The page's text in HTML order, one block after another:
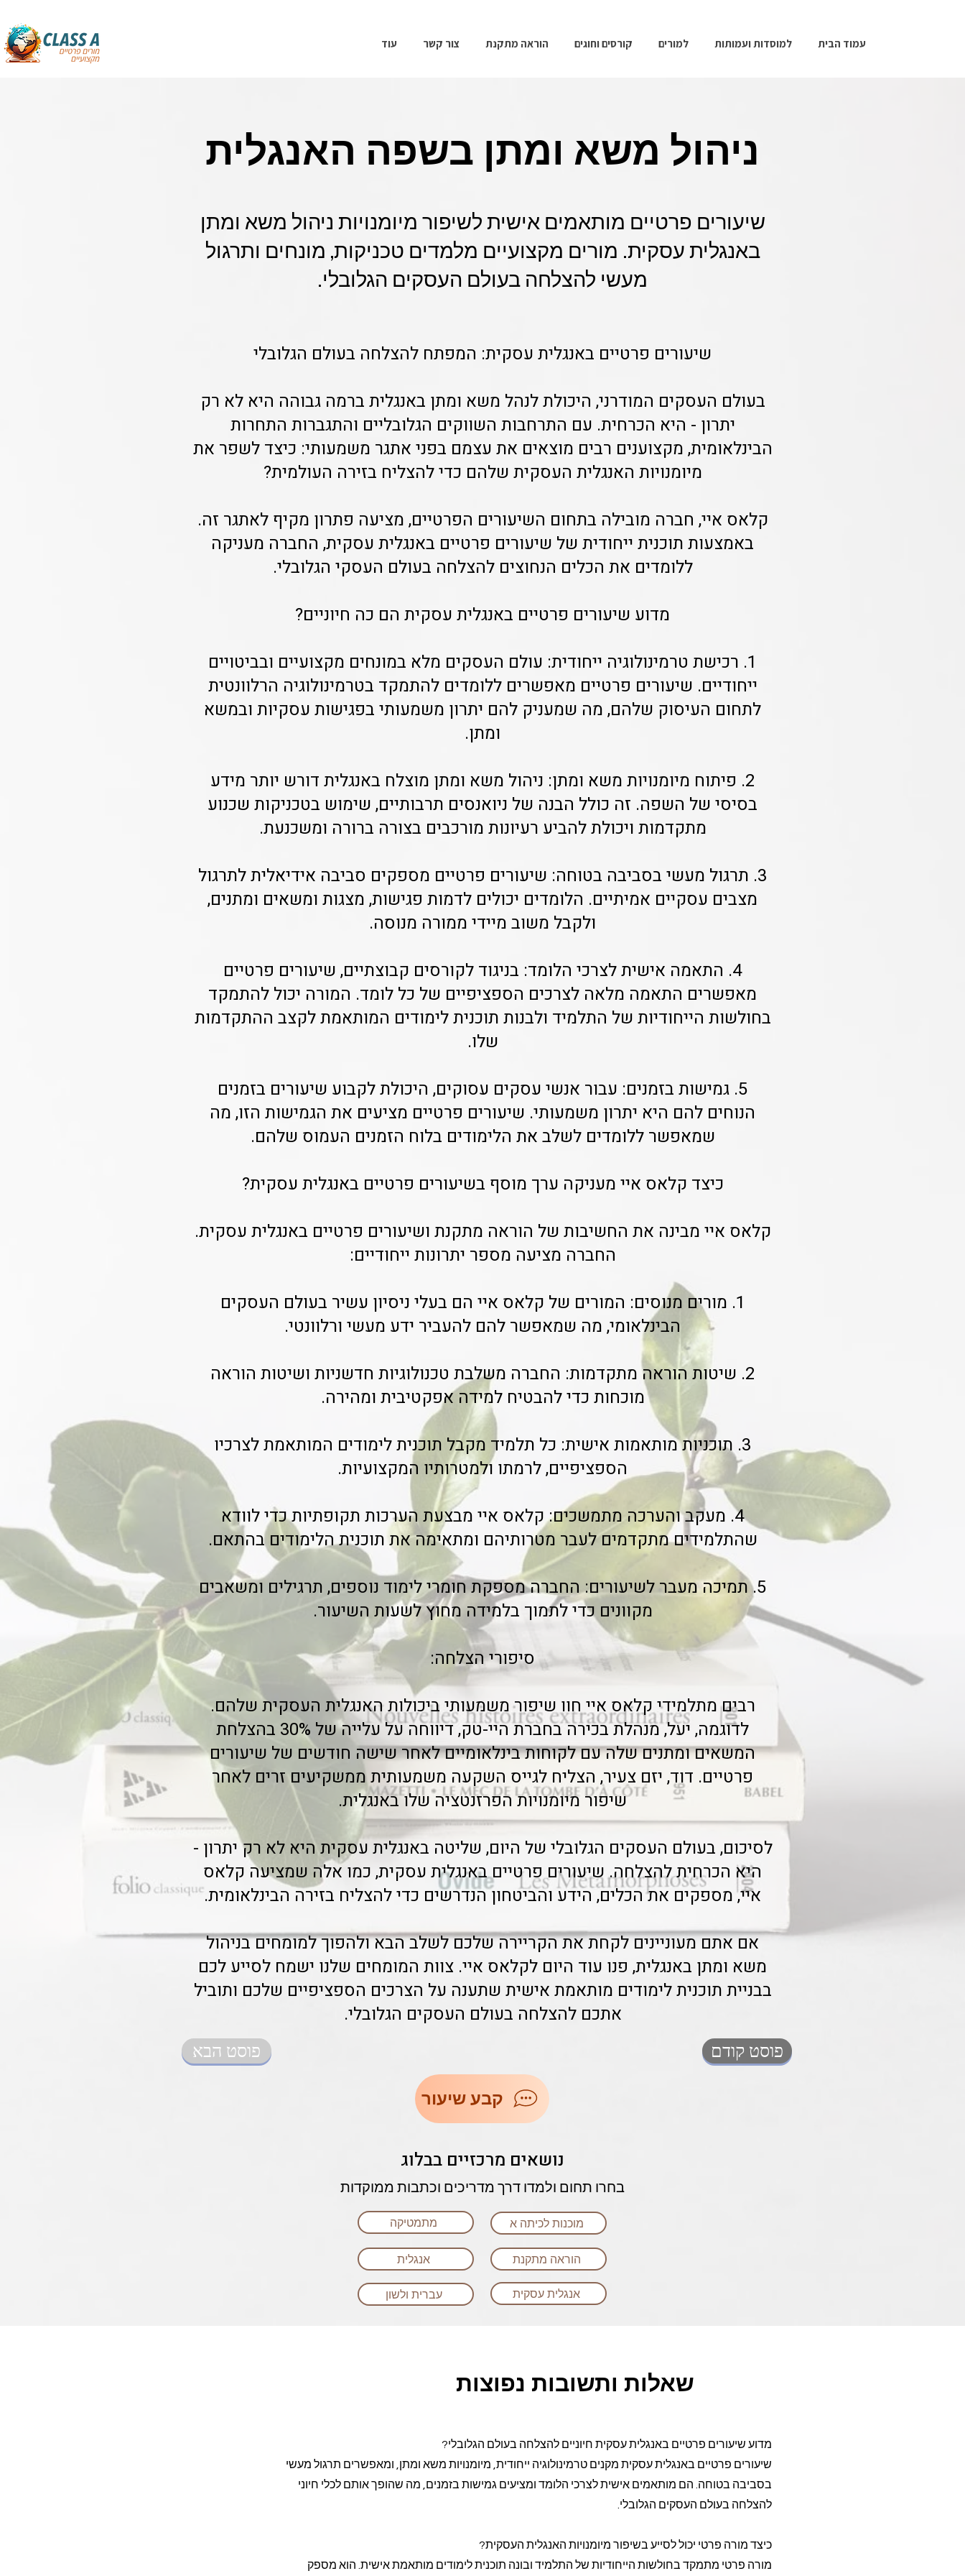
עמוד הבית למוסדות ועמותות למורים קורסים וחוגים הוראה מתקנת צור קשר עוד
ניהול משא ומתן בשפה האנגלית
שיעורים פרטיים מותאמים אישית לשיפור מיומנויות ניהול משא ומתן
באנגלית עסקית. מורים מקצועיים מלמדים טכניקות, מונחים ותרגול
מעשי להצלחה בעולם העסקים הגלובלי.
שיעורים פרטיים באנגלית עסקית: המפתח להצלחה בעולם הגלובלי
בעולם העסקים המודרני, היכולת לנהל משא ומתן באנגלית ברמה גבוהה היא לא רק
יתרון - היא הכרחית. עם התרחבות השווקים הגלובליים והתגברות התחרות
הבינלאומית, מקצוענים רבים מוצאים את עצמם בפני אתגר משמעותי: כיצד לשפר את
מיומנויות האנגלית העסקית שלהם כדי להצליח בזירה העולמית?
קלאס איי, חברה מובילה בתחום השיעורים הפרטיים, מציעה פתרון מקיף לאתגר זה.
באמצעות תוכנית ייחודית של שיעורים פרטיים באנגלית עסקית, החברה מעניקה
ללומדים את הכלים הנחוצים להצלחה בעולם העסקי הגלובלי.
מדוע שיעורים פרטיים באנגלית עסקית הם כה חיוניים?
1. רכישת טרמינולוגיה ייחודית: עולם העסקים מלא במונחים מקצועיים ובביטויים
ייחודיים. שיעורים פרטיים מאפשרים ללומדים להתמקד בטרמינולוגיה הרלוונטית
לתחום העיסוק שלהם, מה שמעניק להם יתרון משמעותי בפגישות עסקיות ובמשא
ומתן.
2. פיתוח מיומנויות משא ומתן: ניהול משא ומתן מוצלח באנגלית דורש יותר מידע
בסיסי של השפה. זה כולל הבנה של ניואנסים תרבותיים, שימוש בטכניקות שכנוע
מתקדמות ויכולת להביע רעיונות מורכבים בצורה ברורה ומשכנעת.
3. תרגול מעשי בסביבה בטוחה: שיעורים פרטיים מספקים סביבה אידיאלית לתרגול
מצבים עסקיים אמיתיים. הלומדים יכולים לדמות פגישות, מצגות ומשאים ומתנים,
ולקבל משוב מיידי ממורה מנוסה.
4. התאמה אישית לצרכי הלומד: בניגוד לקורסים קבוצתיים, שיעורים פרטיים
מאפשרים התאמה מלאה לצרכים הספציפיים של כל לומד. המורה יכול להתמקד
בחולשות הייחודיות של התלמיד ולבנות תוכנית לימודים המותאמת לקצב ההתקדמות
שלו.
5. גמישות בזמנים: עבור אנשי עסקים עסוקים, היכולת לקבוע שיעורים בזמנים
הנוחים להם היא יתרון משמעותי. שיעורים פרטיים מציעים את הגמישות הזו, מה
שמאפשר ללומדים לשלב את הלימודים בלוח הזמנים העמוס שלהם.
כיצד קלאס איי מעניקה ערך מוסף בשיעורים פרטיים באנגלית עסקית?
קלאס איי מבינה את החשיבות של הוראה מתקנת ושיעורים פרטיים באנגלית עסקית.
החברה מציעה מספר יתרונות ייחודיים:
1. מורים מנוסים: המורים של קלאס איי הם בעלי ניסיון עשיר בעולם העסקים
הבינלאומי, מה שמאפשר להם להעביר ידע מעשי ורלוונטי.
2. שיטות הוראה מתקדמות: החברה משלבת טכנולוגיות חדשניות ושיטות הוראה
מוכחות כדי להבטיח למידה אפקטיבית ומהירה.
3. תוכניות מותאמות אישית: כל תלמיד מקבל תוכנית לימודים המותאמת לצרכיו
הספציפיים, לרמתו ולמטרותיו המקצועיות.
4. מעקב והערכה מתמשכים: קלאס איי מבצעת הערכות תקופתיות כדי לוודא
שהתלמידים מתקדמים לעבר מטרותיהם ומתאימה את תוכנית הלימודים בהתאם.
5. תמיכה מעבר לשיעורים: החברה מספקת חומרי לימוד נוספים, תרגילים ומשאבים
מקוונים כדי לתמוך בלמידה מחוץ לשעות השיעור.
סיפורי הצלחה:
רבים מתלמידי קלאס איי חוו שיפור משמעותי ביכולות האנגלית העסקית שלהם.
לדוגמה, יעל, מנהלת בכירה בחברת היי-טק, דיווחה על עלייה של 30% בהצלחת
המשאים ומתנים שלה עם לקוחות בינלאומיים לאחר שישה חודשים של שיעורים
פרטיים. דוד, יזם צעיר, הצליח לגייס השקעה משמעותית ממשקיעים זרים לאחר
שיפור מיומנויות הפרזנטציה שלו באנגלית.
לסיכום, בעולם העסקים הגלובלי של היום, שליטה באנגלית עסקית היא לא רק יתרון -
היא הכרחית להצלחה. שיעורים פרטיים באנגלית עסקית, כמו אלה שמציעה קלאס
איי, מספקים את הכלים, הידע והביטחון הנדרשים כדי להצליח בזירה הבינלאומית.
אם אתם מעוניינים לקחת את הקריירה שלכם לשלב הבא ולהפוך למומחים בניהול
משא ומתן באנגלית, פנו עוד היום לקלאס איי. צוות המומחים שלנו ישמח לסייע לכם
בבניית תוכנית לימודים מותאמת אישית שתענה על הצרכים הספציפיים שלכם ותוביל
אתכם להצלחה בעולם העסקים הגלובלי.
פוסט הבא פוסט קודם
קבע שיעור
נושאים מרכזיים בבלוג
בחרו תחום ולמדו דרך מדריכים וכתבות ממוקדות
מוכנות לכיתה א מתמטיקה
הוראה מתקנת
אנגלית עסקית
אנגלית
עברית ולשון
שאלות ותשובות נפוצות
מדוע שיעורים פרטיים באנגלית עסקית חיוניים להצלחה בעולם הגלובלי?
שיעורים פרטיים באנגלית עסקית מקנים טרמינולוגיה ייחודית, מיומנויות משא ומתן, ומאפשרים תרגול מעשי
בסביבה בטוחה. הם מותאמים אישית לצרכי הלומד ומציעים גמישות בזמנים, מה שהופך אותם לכלי חיוני
להצלחה בעולם העסקים הגלובלי.
כיצד מורה פרטי יכול לסייע בשיפור מיומנויות האנגלית העסקית?
מורה פרטי מתמקד בחולשות הייחודיות של התלמיד ובונה תוכנית לימודים מותאמת אישית. הוא מספק